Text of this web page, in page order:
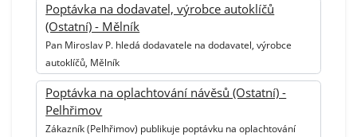
Poptávka na dodavatel, výrobce autoklíčů
(Ostatní) - Mělník
Pan Miroslav P. hledá dodavatele na dodavatel, výrobce
autoklíčů, Mělník
Poptávka na oplachtování návěsů (Ostatní) -
Pelhřimov
Zákazník (Pelhřimov) publikuje poptávku na oplachtování